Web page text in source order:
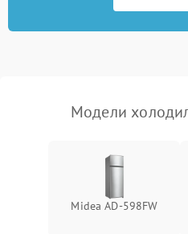
работе
Модели
Midea AD-598FW